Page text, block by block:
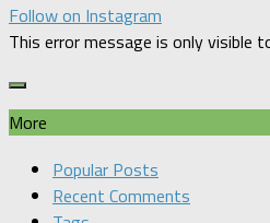
Follow on Instagram
This error message is only visible
More
Popular Posts
Recent Comments